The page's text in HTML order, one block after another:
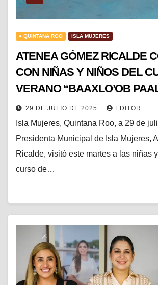
● QUINTANA ROO ISLA MUJERES
ATENEA GÓMEZ RICALDE
CON NIÑAS Y NIÑOS DEL
VERANO “BAAXLO’OB
29 DE JULIO DE 2025 EDITOR
Isla Mujeres, Quintana Roo, a 29 de
Presidenta Municipal de Isla Mujeres,
Ricalde, visitó este martes a las niñas
curso de…